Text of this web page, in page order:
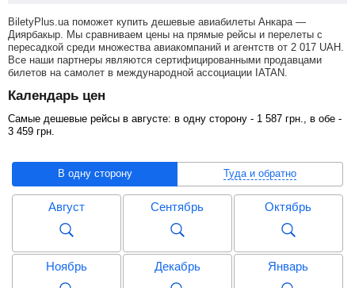
BiletyPlus.ua поможет купить дешевые авиабилеты Анкара —
Диярбакыр. Мы сравниваем цены на прямые рейсы и перелеты с
пересадкой среди множества авиакомпаний и агентств от 2 017 UAH
Все наши партнеры являются сертифицированными продавцами
билетов на самолет в международной ассоциации IATAN.
Календарь цен
Самые дешевые рейсы в августе: в одну сторону - 1 587 грн ., в обе -
3 459 грн
В одну сторону Туда и обратно
Август Сентябрь Октябрь
Ноябрь Декабрь Январь